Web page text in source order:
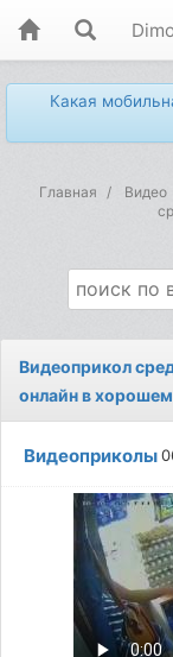
Какая
Главная Видео
Видеоприкол
онлайн в
Видеоприколы